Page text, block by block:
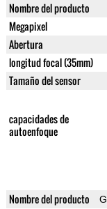
Nombre del producto
Megapixel
Abertura
longitud focal (35mm)
Tamaño del sensor
capacidades de
autoenfoque
Nombre del producto